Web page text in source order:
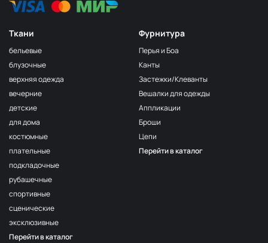
Ткани
бельевые
блузочные
верхняя одежда
вечерние
детские
для дома
костюмные
плательные
подкладочные
рубашечные
спортивные
сценические
эксклюзивные
Перейти в каталог
Фурнитура
Перья и Боа
Канты
Застежки/Клеванты
Вешалки для одежды
Аппликации
Броши
Цепи
Перейти в каталог